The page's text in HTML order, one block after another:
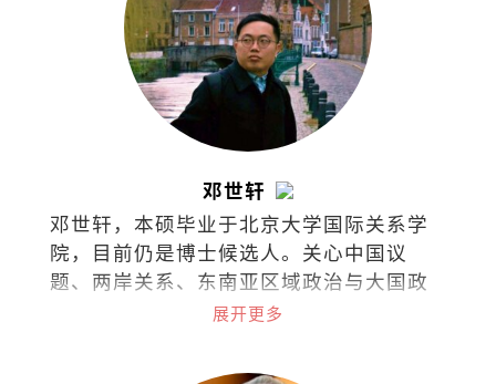
邓世轩
邓世轩，本硕毕业于北京大学国际关系学
院，目前仍是博士候选人。关心中国议
题、两岸关系、东南亚区域政治与大国政
治下的小国能动性。展开更多